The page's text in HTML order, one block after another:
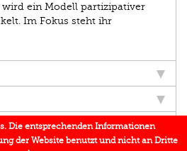
ein Modell partizipativer
Im Fokus steht ihr
Die entsprechenden Informationen
der Website benutzt und nicht an Dritte